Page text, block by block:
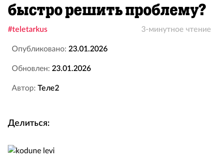
быстро решить проблему?
#teletarkus 3-минутное чтение
Опубликовано: 23.01.2026
Обновлен: 23.01.2026
Автор: Теле2
Делиться: